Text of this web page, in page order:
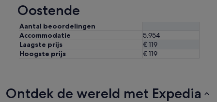
Oostende
Aantal beoordelingen
Accommodatie
5.954
Laagste prijs
€ 119
Hoogste prijs
€ 119
Ontdek de wereld met Expedia